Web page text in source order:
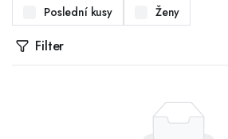
Poslední kusy
Ženy
Filter